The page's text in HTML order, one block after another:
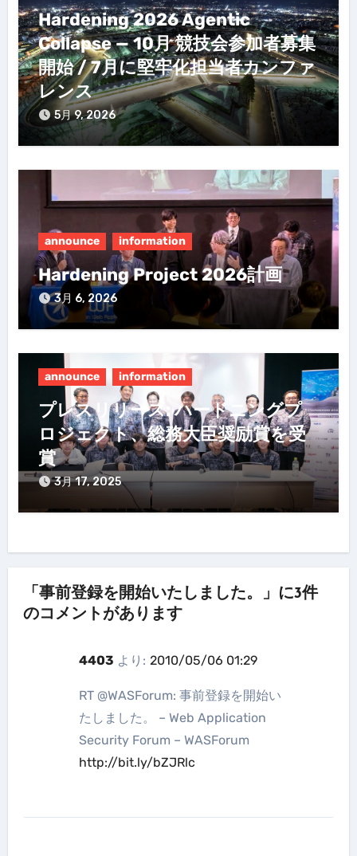
ョ
ン
Hardening 2026 Agentic
Collapse — 10月 競技会参加者募集
開始 / 7月に堅牢化担当者カンファ
レンス
5月 9, 2026
announce information
Hardening Project 2026計画
3月 6, 2026
announce information
プレスリリース: ハードニングプ
ロジェクト、総務大臣奨励賞を受
賞
3月 17, 2025
「事前登録を開始いたしました。」に3件
のコメントがあります
4403 より: 2010/05/06 01:29
RT @WASForum: 事前登録を開始い
たしました。 – Web Application
Security Forum – WASForum
http://bit.ly/bZJRlc